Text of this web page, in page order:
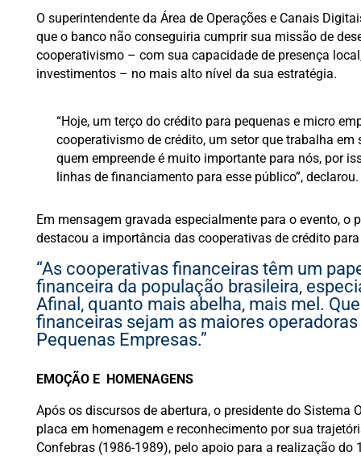
O superintendente da Área de Operações e Canais
que o banco não conseguiria cumprir sua missão de
cooperativismo – com sua capacidade de presença
investimentos – no mais alto nível da sua estratégia.
“Hoje, um terço do crédito para pequenas e micro
cooperativismo de crédito, um setor que trabalha
quem empreende é muito importante para nós, por
linhas de financiamento para esse público”,
Em mensagem gravada especialmente para o evento, o
destacou a importância das cooperativas de crédito
“As cooperativas financeiras têm um
financeira da população brasileira,
Afinal, quanto mais abelha, mais mel.
financeiras sejam as maiores
Pequenas Empresas.”
EMOÇÃO E HOMENAGENS
Após os discursos de abertura, o presidente do Sistema
placa em homenagem e reconhecimento por sua
Confebras (1986-1989), pelo apoio para a realização do